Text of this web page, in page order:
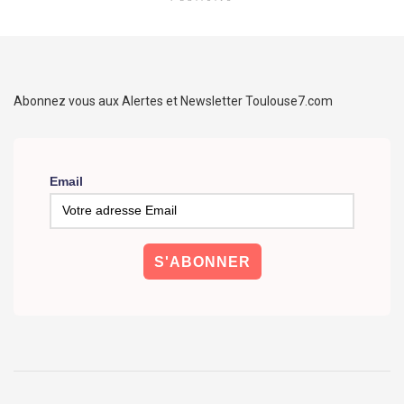
Abonnez vous aux Alertes et Newsletter Toulouse7.com
Email